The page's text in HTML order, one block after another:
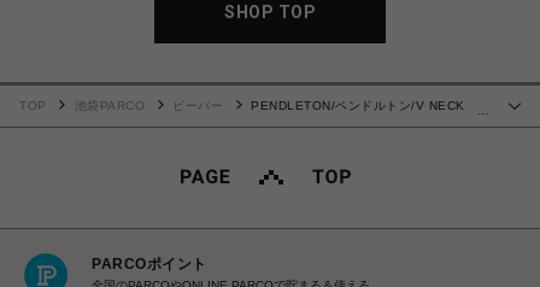
SHOP TOP
TOP 池袋PARCO ビーバー
PENDLETON/ペンドルトン/V NECK
PARCOポイント